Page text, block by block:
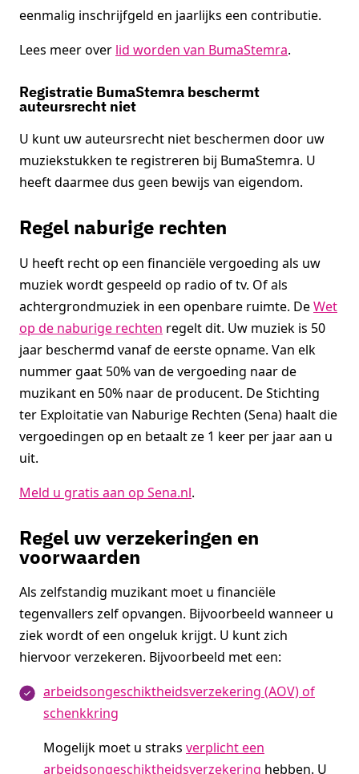
eenmalig inschrijfgeld en jaarlijks een contributie.
Lees meer over lid worden van BumaStemra.
Registratie BumaStemra beschermt
auteursrecht niet
U kunt uw auteursrecht niet beschermen door uw
muziekstukken te registreren bij BumaStemra. U
heeft daarmee dus geen bewijs van eigendom.
Regel naburige rechten
U heeft recht op een financiële vergoeding als uw
muziek wordt gespeeld op radio of tv. Of als
achtergrondmuziek in een openbare ruimte. DeWet
op de naburige rechten regelt dit. Uw muziek is 50
jaar beschermd vanaf de eerste opname. Van elk
nummer gaat 50% van de vergoeding naar de
muzikant en 50% naar de producent. De Stichting
ter Exploitatie van Naburige Rechten (Sena) haalt die
vergoedingen op en betaalt ze 1 keer per jaar aan u
uit.
Meld u gratis aan op Sena.nl.
Regel uw verzekeringen en
voorwaarden
Als zelfstandig muzikant moet u financiële
tegenvallers zelf opvangen. Bijvoorbeeld wanneer u
ziek wordt of een ongeluk krijgt. U kunt zich
hiervoor verzekeren. Bijvoorbeeld met een:
arbeidsongeschiktheidsverzekering (AOV) of
schenkkring
Mogelijk moet u straks verplicht een
arbeidsongeschiktheidsverzekering hebben. U